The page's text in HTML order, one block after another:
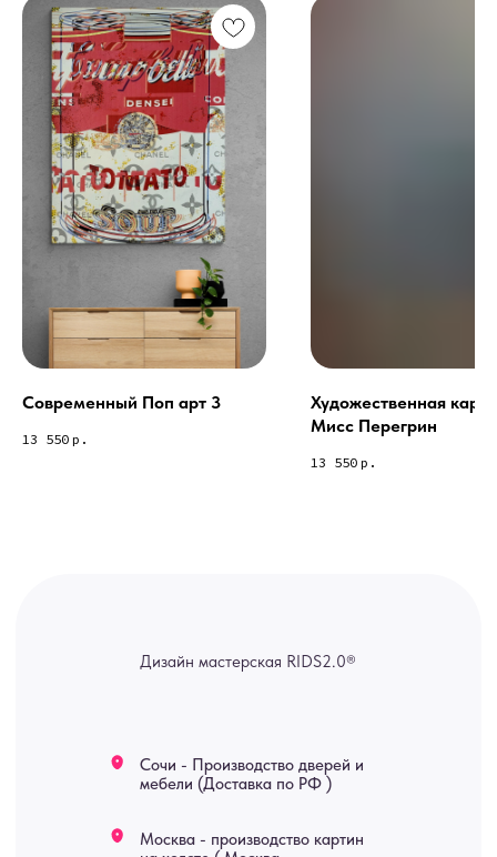
Современный Поп арт 3
13 550 р.
Художественная
Мисс Перегрин
13 550 р.
Возврат
Отделка Блог
изделия на заказ
Москва - производство картин
на холсте ( Москва,
Полимерная дом 8 \ ПН-ПТ 9-
18 | СБ 10-16 \ Посещение — по
предварительной записи)
Сочи - Производство дверей и
мебели (Доставка по РФ )
Связь с нами:
Из-за большого количества
спама предпочитаем общение
через мессенджеры. Главный
канал — Max Напишите нам, и
мы оперативно ответим.
ridsloft@gmail.com
+7 958 581 3200